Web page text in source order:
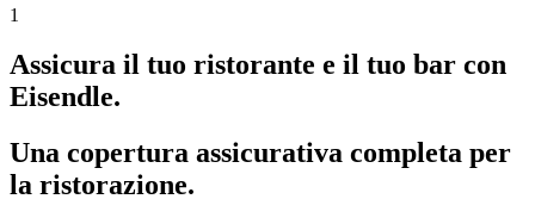
1
Assicura il tuo ristorante e il tuo bar con
Eisendle.
Una copertura assicurativa completa per
la ristorazione.